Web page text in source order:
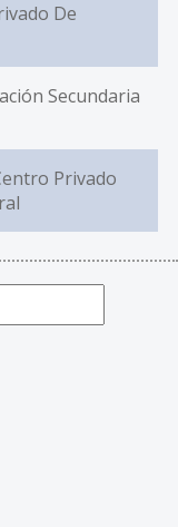
De
Secundaria
Privado